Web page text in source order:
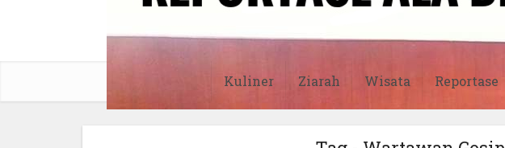
Kuliner Ziarah Wisata Reportase